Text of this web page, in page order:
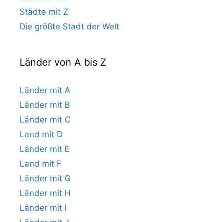
Städte mit Z
Die größte Stadt der Welt
Länder von A bis Z
Länder mit A
Länder mit B
Länder mit C
Land mit D
Länder mit E
Land mit F
Länder mit G
Länder mit H
Länder mit I